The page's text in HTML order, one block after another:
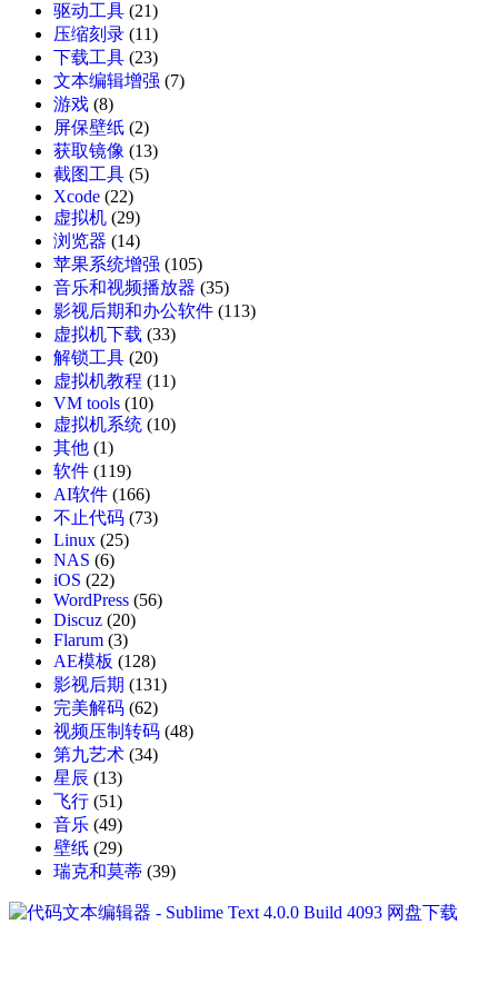
驱动工具 (21)
压缩刻录 (11)
下载工具 (23)
文本编辑增强 (7)
游戏 (8)
屏保壁纸 (2)
获取镜像 (13)
截图工具 (5)
Xcode (22)
虚拟机 (29)
浏览器 (14)
苹果系统增强 (105)
音乐和视频播放器 (35)
影视后期和办公软件 (113)
虚拟机下载 (33)
解锁工具 (20)
虚拟机教程 (11)
VM tools (10)
虚拟机系统 (10)
其他 (1)
软件 (119)
AI软件 (166)
不止代码 (73)
Linux (25)
NAS (6)
iOS (22)
WordPress (56)
Discuz (20)
Flarum (3)
AE模板 (128)
影视后期 (131)
完美解码 (62)
视频压制转码 (48)
第九艺术 (34)
星辰 (13)
飞行 (51)
音乐 (49)
壁纸 (29)
瑞克和莫蒂 (39)